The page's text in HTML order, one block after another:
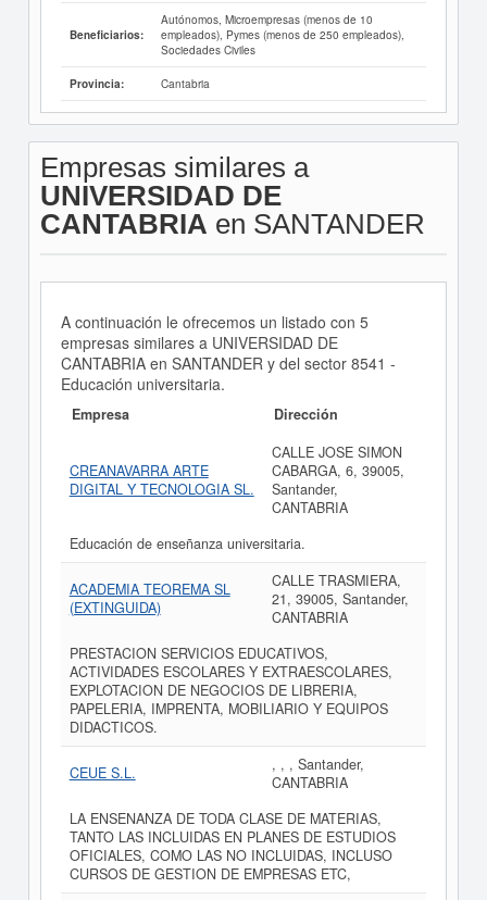
Beneficiarios:
Autónomos, Microempresas (menos de 10
empleados), Pymes (menos de 250 empleados),
Sociedades Civiles
Provincia: Cantabria
Empresas similares a
UNIVERSIDAD DE
CANTABRIA en SANTANDER
A continuación le ofrecemos un listado con 5
empresas similares a UNIVERSIDAD DE
CANTABRIA en SANTANDER y del sector 8541 -
Educación universitaria.
Empresa Dirección
CREANAVARRA ARTE
DIGITAL Y TECNOLOGIA SL.
CALLE JOSE SIMON
CABARGA, 6, 39005,
Santander,
CANTABRIA
Educación de enseñanza universitaria.
ACADEMIA TEOREMA SL
(EXTINGUIDA)
CALLE TRASMIERA,
21, 39005, Santander,
CANTABRIA
PRESTACION SERVICIOS EDUCATIVOS,
ACTIVIDADES ESCOLARES Y EXTRAESCOLARES,
EXPLOTACION DE NEGOCIOS DE LIBRERIA,
PAPELERIA, IMPRENTA, MOBILIARIO Y EQUIPOS
DIDACTICOS.
CEUE S.L.
, , , Santander,
CANTABRIA
LA ENSENANZA DE TODA CLASE DE MATERIAS,
TANTO LAS INCLUIDAS EN PLANES DE ESTUDIOS
OFICIALES, COMO LAS NO INCLUIDAS, INCLUSO
CURSOS DE GESTION DE EMPRESAS ETC,